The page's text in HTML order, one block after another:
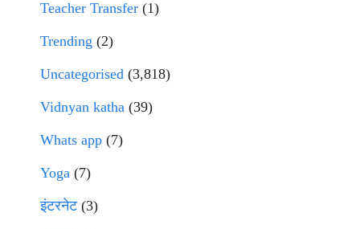
Teacher Transfer (1)
Trending (2)
Uncategorised (3,818)
Vidnyan katha (39)
Whats app (7)
Yoga (7)
इंटरनेट(3)